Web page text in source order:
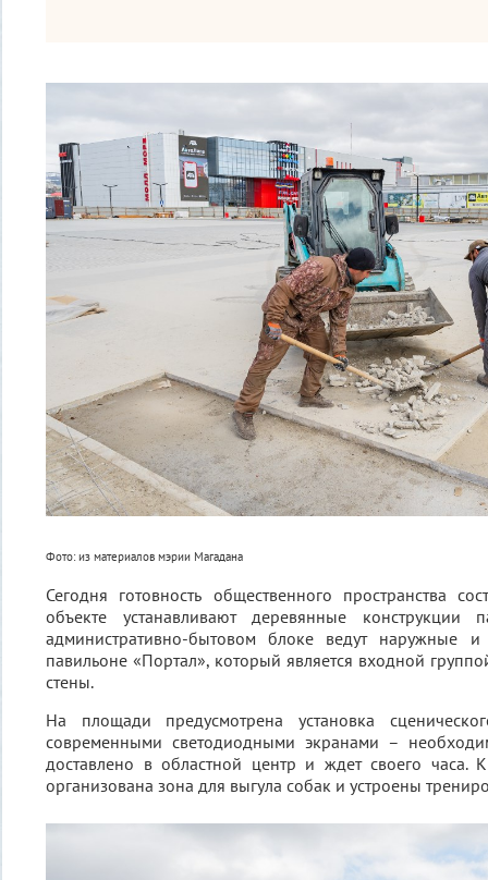
Фото: из материалов мэрии Магадана
Сегодня готовность общественного пространства
объекте устанавливают деревянные конструкции
административно-бытовом блоке ведут наружные
павильоне «Портал», который является входной
стены.
На площади предусмотрена установка
современными светодиодными экранами –
доставлено в областной центр и ждет своего часа.
организована зона для выгула собак и устроены